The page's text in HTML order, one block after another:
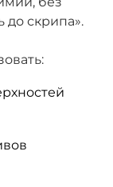
до скрипа».